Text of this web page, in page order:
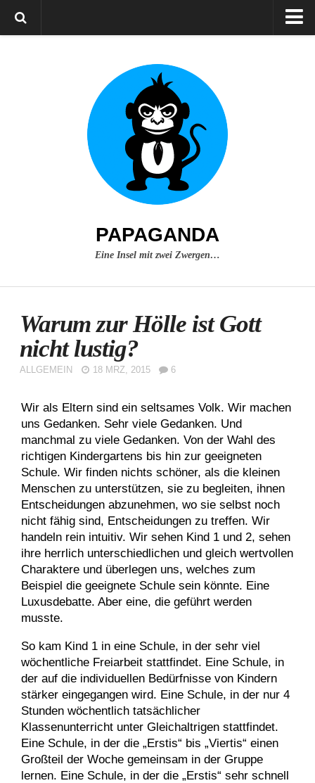
PAPAGANDA
Eine Insel mit zwei Zwergen…
Warum zur Hölle ist Gott
nicht lustig?
ALLGEMEIN 18 MRZ, 2015 6
Wir als Eltern sind ein seltsames Volk. Wir machen
uns Gedanken. Sehr viele Gedanken. Und
manchmal zu viele Gedanken. Von der Wahl des
richtigen Kindergartens bis hin zur geeigneten
Schule. Wir finden nichts schöner, als die kleinen
Menschen zu unterstützen, sie zu begleiten, ihnen
Entscheidungen abzunehmen, wo sie selbst noch
nicht fähig sind, Entscheidungen zu treffen. Wir
handeln rein intuitiv. Wir sehen Kind 1 und 2, sehen
ihre herrlich unterschiedlichen und gleich wertvollen
Charaktere und überlegen uns, welches zum
Beispiel die geeignete Schule sein könnte. Eine
Luxusdebatte. Aber eine, die geführt werden
musste.
So kam Kind 1 in eine Schule, in der sehr viel
wöchentliche Freiarbeit stattfindet. Eine Schule, in
der auf die individuellen Bedürfnisse von Kindern
stärker eingegangen wird. Eine Schule, in der nur 4
Stunden wöchentlich tatsächlicher
Klassenunterricht unter Gleichaltrigen stattfindet.
Eine Schule, in der die „Erstis“ bis „Viertis“ einen
Großteil der Woche gemeinsam in der Gruppe
lernen. Eine Schule, in der die „Erstis“ sehr schnell